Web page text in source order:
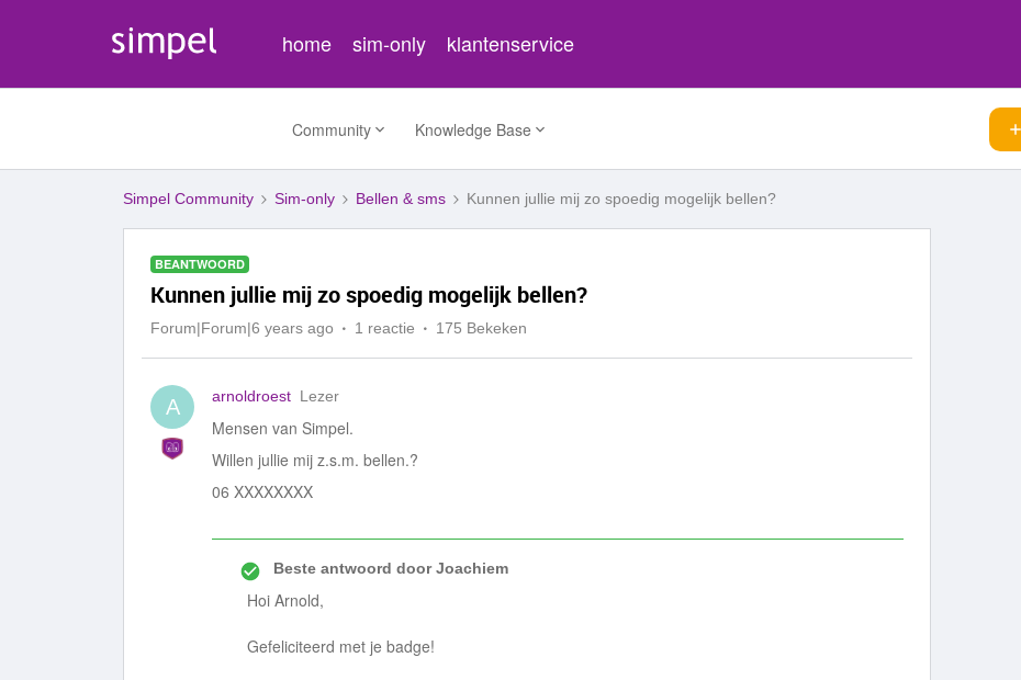
home sim-only klantenservice
Community Knowledge Base
Simpel Community Sim-only Bellen & sms Kunnen jullie mij zo spoedig mogelijk bellen?
BEANTWOORD
Kunnen jullie mij zo spoedig mogelijk bellen?
Forum|Forum|6 years ago 1 reactie 175 Bekeken
A arnoldroest Lezer
Mensen van Simpel.
Willen jullie mij z.s.m. bellen.?
06 XXXXXXXX
Beste antwoord doorJoachiem
Hoi Arnold,
Gefeliciteerd met je badge!